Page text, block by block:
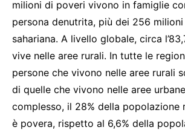
milioni di poveri vivono in famiglie
persona denutrita, più dei 256 milioni
sahariana. A livello globale, circa
vive nelle aree rurali. In tutte le
persone che vivono nelle aree rurali
di quelle che vivono nelle aree
complesso, il 28% della popolazione
è povera, rispetto al 6,6% della